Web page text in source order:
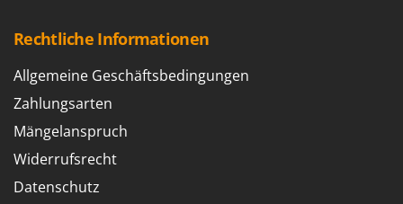
Rechtliche Informationen
Allgemeine Geschäftsbedingungen
Zahlungsarten
Mängelanspruch
Widerrufsrecht
Datenschutz